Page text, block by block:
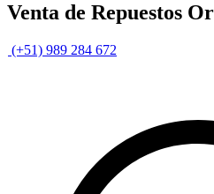
Venta de Repuestos
(+51) 989 284 672